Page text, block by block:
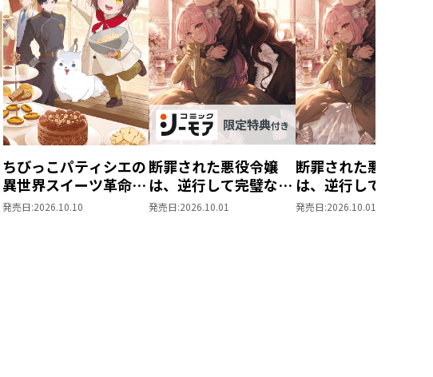
ちびっこパティシエの
異世界スイーツ革命～
パパともふもふと愉快
発売日:2026.10.10
断罪された悪役令嬢
は、逆行して完璧な悪
女を目指す11【シー
発売日:2026.10.01
断罪された悪役令嬢
は、逆行して完璧な
女を目指す11
発売日:2026.10.01